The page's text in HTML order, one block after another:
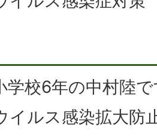
学校6年の中村陸
イルス感染拡大防